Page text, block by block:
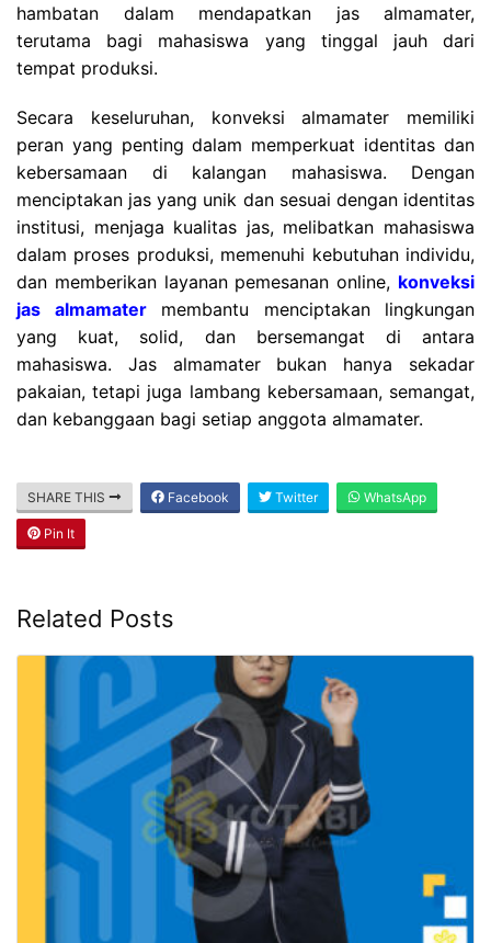
hambatan dalam mendapatkan jas almamater,
terutama bagi mahasiswa yang tinggal jauh dari
tempat produksi.
Secara keseluruhan, konveksi almamater memiliki
peran yang penting dalam memperkuat identitas dan
kebersamaan di kalangan mahasiswa. Dengan
menciptakan jas yang unik dan sesuai dengan identitas
institusi, menjaga kualitas jas, melibatkan mahasiswa
dalam proses produksi, memenuhi kebutuhan individu,
dan memberikan layanan pemesanan online, konveksi
jas almamatermembantu menciptakan lingkungan
yang kuat, solid, dan bersemangat di antara
mahasiswa. Jas almamater bukan hanya sekadar
pakaian, tetapi juga lambang kebersamaan, semangat,
dan kebanggaan bagi setiap anggota almamater.
SHARE THIS Facebook Twitter WhatsApp
Pin It
Related Posts